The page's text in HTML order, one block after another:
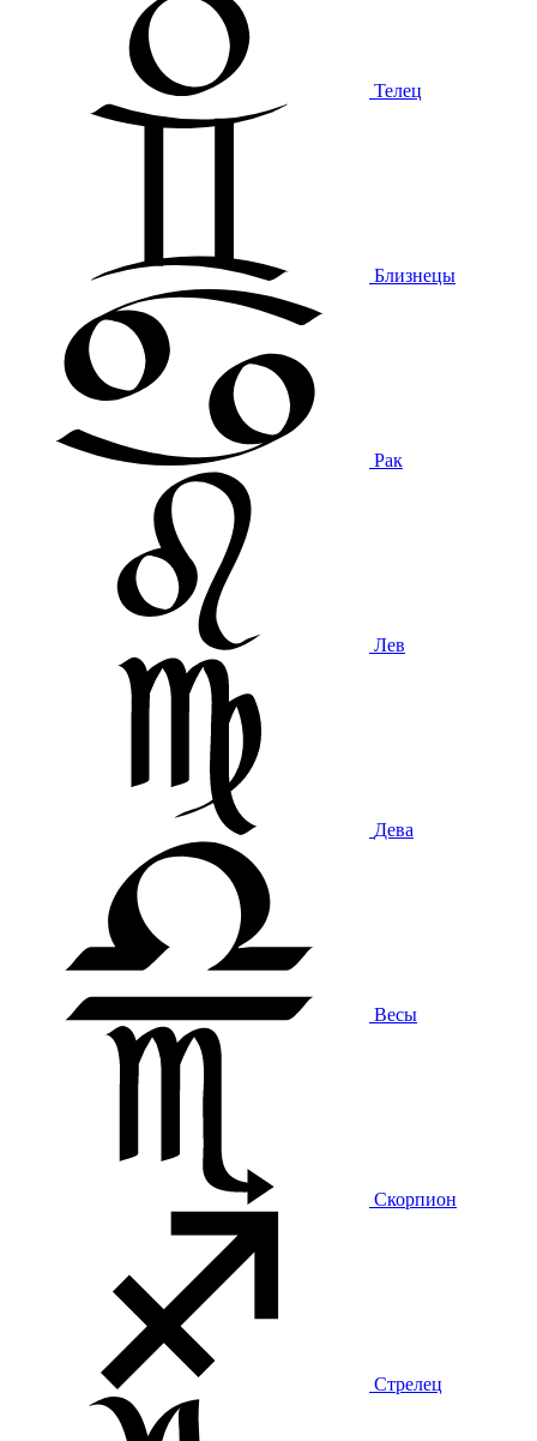
Телец
Близнецы
Рак
Лев
Дева
Весы
Скорпион
Стрелец